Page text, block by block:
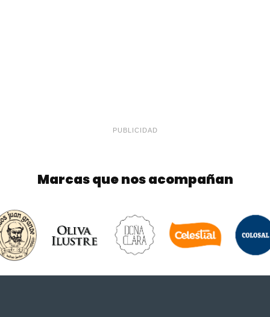
PUBLICIDAD
Marcas que nos acompañan